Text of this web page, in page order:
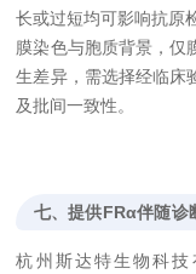
长或过短均可影响抗原
膜染色与胞质背景，仅
生差异，需选择经临床
及批间一致性。
七、提供FRα伴随诊
杭州斯达特生物科